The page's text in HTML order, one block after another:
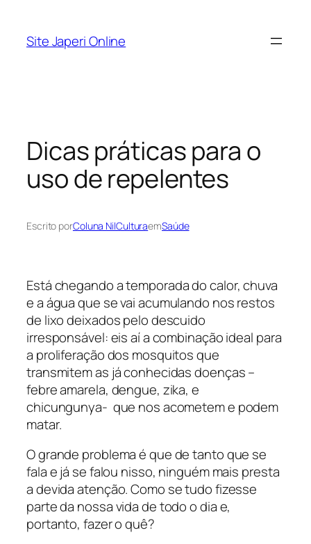
Site Japeri Online
Dicas práticas para o
uso de repelentes
Escrito porColuna NilCulturaemSaúde
Está chegando a temporada do calor, chuva
e a água que se vai acumulando nos restos
de lixo deixados pelo descuido
irresponsável: eis aí a combinação ideal para
a proliferação dos mosquitos que
transmitem as já conhecidas doenças –
febre amarela, dengue, zika, e
chicungunya- que nos acometem e podem
matar.
O grande problema é que de tanto que se
fala e já se falou nisso, ninguém mais presta
a devida atenção. Como se tudo fizesse
parte da nossa vida de todo o dia e,
portanto, fazer o quê?